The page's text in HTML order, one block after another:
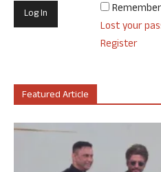
Lost your
Register
Featured Article